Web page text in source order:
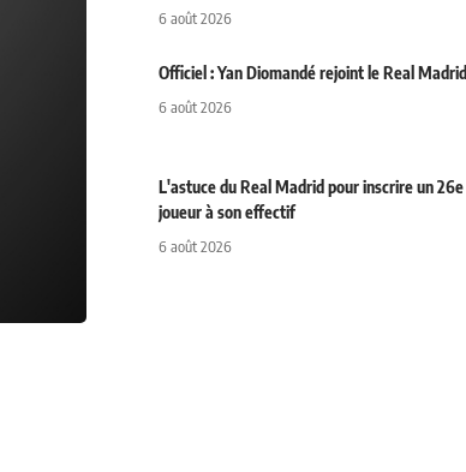
6 août 2026
Officiel : Yan Diomandé rejoint le Real Madrid
6 août 2026
L'astuce du Real Madrid pour inscrire un 26e
joueur à son effectif
6 août 2026